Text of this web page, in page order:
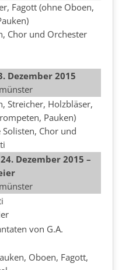
Fagott (ohne Oboen,
Chor und Orchester
Dezember 2015
Streicher, Holzbläser,
Pauken)
Chor und
Dezember 2015 –
von G.A.
Oboen, Fagott,